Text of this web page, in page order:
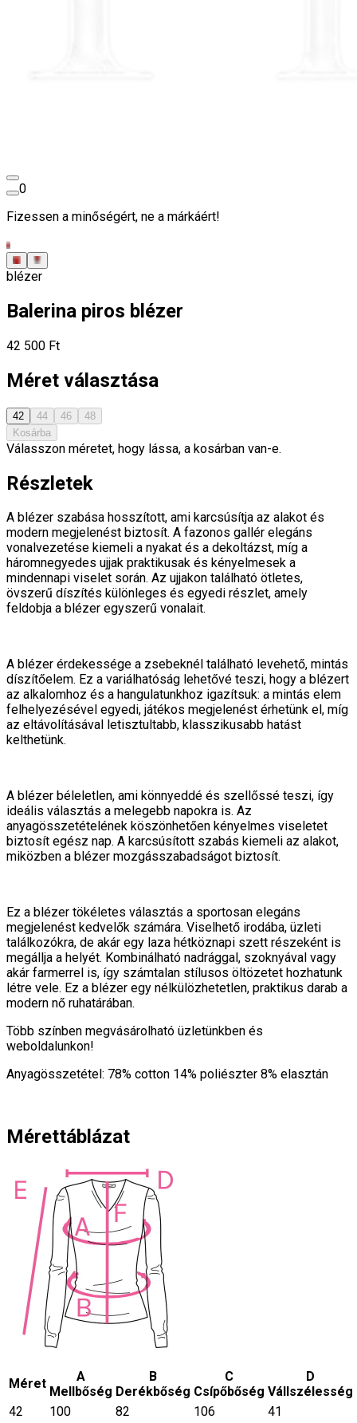
0
Fizessen a minőségért, ne a márkáért!
blézer
Balerina piros blézer
42 500 Ft
Méret választása
42 44 46
48
Kosárba
Válasszon méretet, hogy lássa, a kosárban van-e.
Részletek
A blézer szabása hosszított, ami karcsúsítja az alakot és
modern megjelenést biztosít. A fazonos gallér elegáns
vonalvezetése kiemeli a nyakat és a dekoltázst, míg a
háromnegyedes ujjak praktikusak és kényelmesek a
mindennapi viselet során. Az ujjakon található ötletes,
övszerű díszítés különleges és egyedi részlet, amely
feldobja a blézer egyszerű vonalait.
A blézer érdekessége a zsebeknél található levehető, mintás
díszítőelem. Ez a variálhatóság lehetővé teszi, hogy a blézert
az alkalomhoz és a hangulatunkhoz igazítsuk: a mintás elem
felhelyezésével egyedi, játékos megjelenést érhetünk el, míg
az eltávolításával letisztultabb, klasszikusabb hatást
kelthetünk.
A blézer béleletlen, ami könnyeddé és szellőssé teszi, így
ideális választás a melegebb napokra is. Az
anyagösszetételének köszönhetően kényelmes viseletet
biztosít egész nap. A karcsúsított szabás kiemeli az alakot,
miközben a blézer mozgásszabadságot biztosít.
Ez a blézer tökéletes választás a sportosan elegáns
megjelenést kedvelők számára. Viselhető irodába, üzleti
találkozókra, de akár egy laza hétköznapi szett részeként is
megállja a helyét. Kombinálható nadrággal, szoknyával vagy
akár farmerrel is, így számtalan stílusos öltözetet hozhatunk
létre vele. Ez a blézer egy nélkülözhetetlen, praktikus darab a
modern nő ruhatárában.
Több színben megvásárolható üzletünkben és
weboldalunkon!
Anyagösszetétel: 78% cotton 14% poliészter 8% elasztán
Mérettáblázat
Méret
A
Mellbőség
B
Derékbőség
C
Csípőbőség
D
Vállszélesség
42
100 82 106 41